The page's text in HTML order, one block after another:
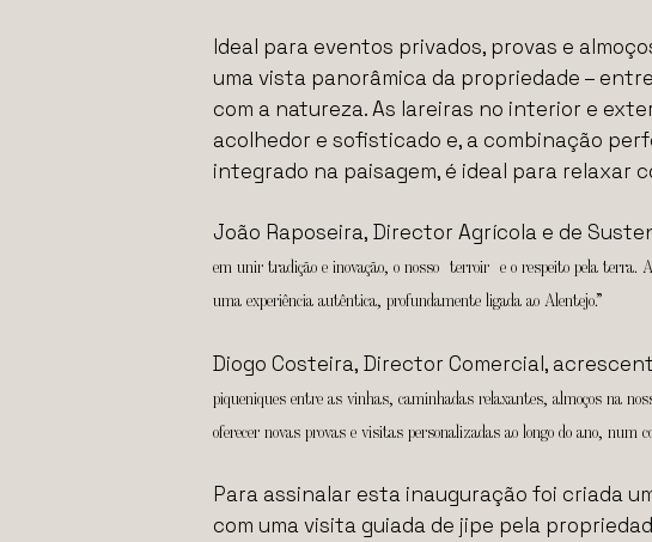
Ideal para eventos privados, provas e
uma vista panorâmica da propriedade –
com a natureza. As lareiras no interior e
acolhedor e sofisticado e, a combinação
integrado na paisagem, é ideal para relaxar
João Raposeira, Director Agrícola e de
em unir tradição e inovação, o nosso terroir e o respeito pela terra.
uma experiência autêntica, profundamente ligada ao Alentejo.”
Diogo Costeira, Director Comercial,
piqueniques entre as vinhas, caminhadas relaxantes, almoços na
oferecer novas provas e visitas personalizadas ao longo do ano, num
Para assinalar esta inauguração foi criada
com uma visita guiada de jipe pela